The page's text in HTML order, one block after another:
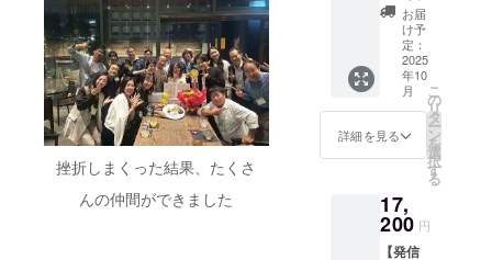
挫折しまくった結果、たくさ
んの仲間ができました
そのま
ま使っ
たりア
レンジ
するだ
けで
「伝わ
る・刺
さる・
伸び
稿がす
ぐにで
きる、
超実用
しーの
SNS
で、あ
なたの
チャレ
ンジも
一緒に
届けま
しょ
ない ・
発信を
してい
るが、
伸び悩
んでい
チベー
ション
るきっ
かけが
ほしい
・実体
集テク
●こんな
方にお
すすめ
・動画
を作り
ど何か
ら始め
からな
い ・
フォロ
リズム
に好か
れる投
稿のコ
ツ ・
「売り
なく反
応がと
計の流
れ ・コ
メン
杯 ・
SNS運
用のリ
アルな
裏話や
体験談
が聞け
る！ ・
とや夢
を応援
しても
そもど
うやっ
て魅せ
ればい
の？」
そんな
お悩み
る、 少
人数制
の恋愛
プロ
たの“本
を出す
夢”、現
実に変
える90
分 ／
「いつ
か自分
の本を
出して
い」
「出版
に興味
はある
お届
け予
定：
2025
年10
月
詳細を見る
こ
の
リ
タ
ー
ン
を
選
択
す
る
17,
200 円
【発信